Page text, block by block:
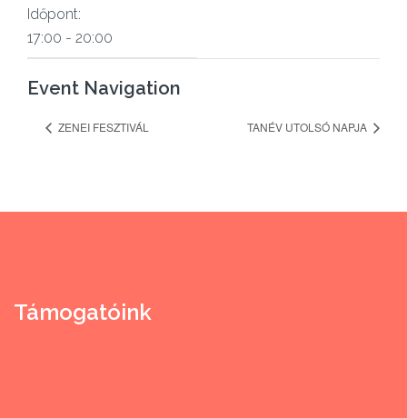
Időpont:
17:00 - 20:00
Event Navigation
ZENEI FESZTIVÁL TANÉV UTOLSÓ NAPJA
Támogatóink